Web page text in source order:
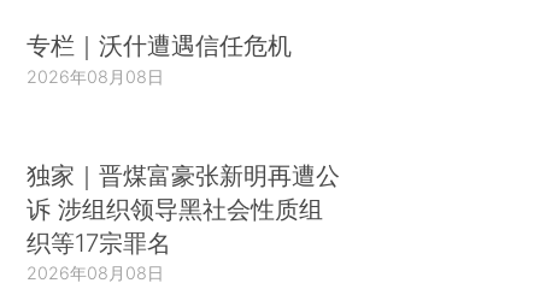
专栏｜沃什遭遇信任危机
2026年08月08日
独家｜晋煤富豪张新明再遭公
诉 涉组织领导黑社会性质组
织等17宗罪名
2026年08月08日